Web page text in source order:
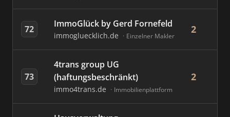
72 ImmoGlück by Gerd Fornefeld
immogluecklich.de Einzelner Makler
2
73
4trans group UG
(haftungsbeschränkt)
immo4trans.de Immobilienplattform
2